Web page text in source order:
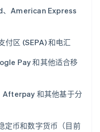
American Express
付区 (SEPA) 和电汇
Pay 和其他适合移
Afterpay 和其他基于分
定币和数字货币（目前